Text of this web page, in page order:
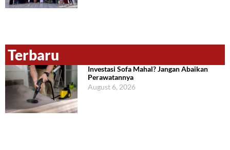
Terbaru
Investasi Sofa Mahal? Jangan Abaikan
Perawatannya
August 6, 2026